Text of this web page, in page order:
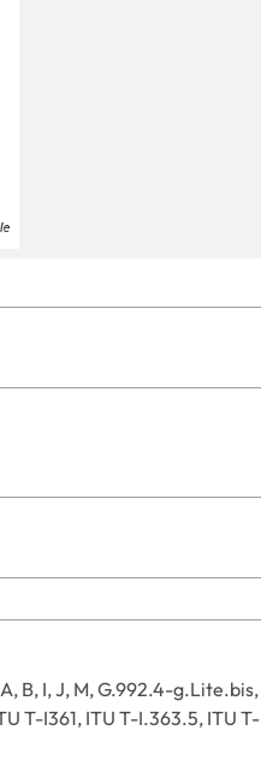
B, I, J, M, G.992.4-g.Lite.bis,
T-I361, ITU T-I.363.5, ITU T-